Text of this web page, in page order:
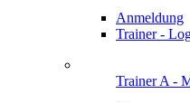
Anmeldung
Trainer -
Trainer A -